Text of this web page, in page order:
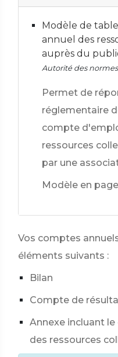
Modèle de
annuel des
auprès du
Autorité des
Permet de
réglementaire
compte
ressources
par une
Modèle en
Vos comptes
éléments suivants :
Bilan
Compte de
Annexe incluant
des ressources